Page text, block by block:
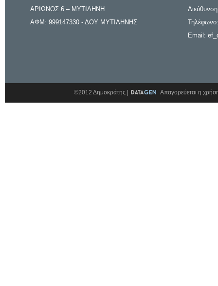
ΑΡΙΩΝΟΣ 6 – ΜΥΤΙΛΗΝΗ
ΑΦΜ: 999147330 - ΔΟΥ ΜΥΤΙΛΗΝΗΣ
Email:
©2012 Δημοκράτης | Απαγορεύεται η